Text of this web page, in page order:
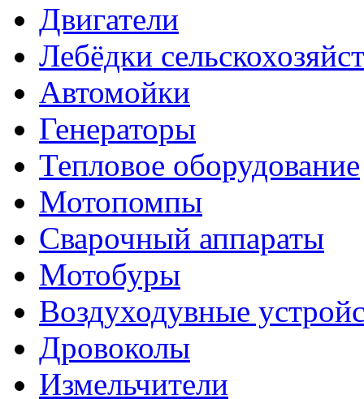
Двигатели
Лебёдки
Автомойки
Генераторы
Тепловое оборудование
Мотопомпы
Сварочный аппараты
Мотобуры
Воздуходувные
Дровоколы
Измельчители